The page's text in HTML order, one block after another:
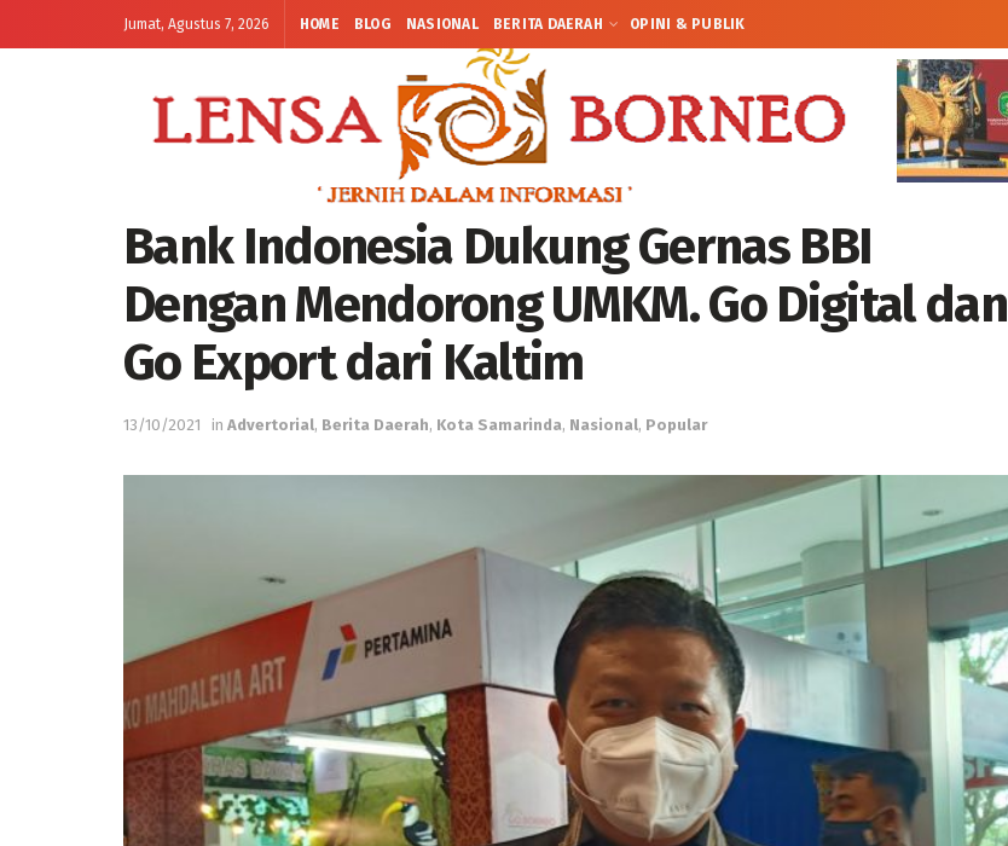
Jumat, Agustus 7, 2026 HOME BLOG NASIONAL BERITA DAERAH OPINI & PUBLIK
Bank Indonesia Dukung Gernas BBI
Dengan Mendorong UMKM. Go Digital dan
Go Export dari Kaltim
13/10/2021 in Advertorial, Berita Daerah, Kota Samarinda, Nasional, Popular